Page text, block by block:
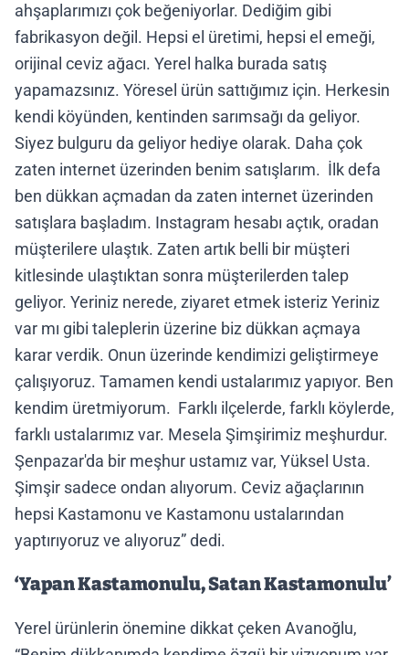
ahşaplarımızı çok beğeniyorlar. Dediğim gibi
fabrikasyon değil. Hepsi el üretimi, hepsi el emeği,
orijinal ceviz ağacı. Yerel halka burada satış
yapamazsınız. Yöresel ürün sattığımız için. Herkesin
kendi köyünden, kentinden sarımsağı da geliyor.
Siyez bulguru da geliyor hediye olarak. Daha çok
zaten internet üzerinden benim satışlarım. İlk defa
ben dükkan açmadan da zaten internet üzerinden
satışlara başladım. Instagram hesabı açtık, oradan
müşterilere ulaştık. Zaten artık belli bir müşteri
kitlesinde ulaştıktan sonra müşterilerden talep
geliyor. Yeriniz nerede, ziyaret etmek isteriz Yeriniz
var mı gibi taleplerin üzerine biz dükkan açmaya
karar verdik. Onun üzerinde kendimizi geliştirmeye
çalışıyoruz. Tamamen kendi ustalarımız yapıyor. Ben
kendim üretmiyorum. Farklı ilçelerde, farklı köylerde,
farklı ustalarımız var. Mesela Şimşirimiz meşhurdur.
Şenpazar'da bir meşhur ustamız var, Yüksel Usta.
Şimşir sadece ondan alıyorum. Ceviz ağaçlarının
hepsi Kastamonu ve Kastamonu ustalarından
yaptırıyoruz ve alıyoruz” dedi.
‘Yapan Kastamonulu, Satan Kastamonulu’
Yerel ürünlerin önemine dikkat çeken Avanoğlu,